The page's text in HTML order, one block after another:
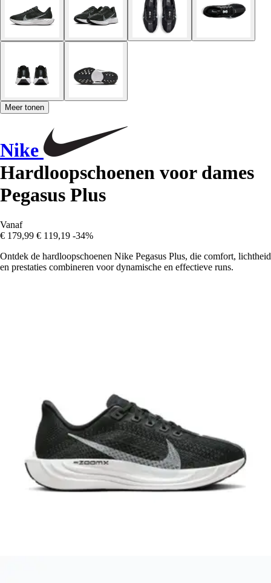
Meer tonen
Nike
Hardloopschoenen voor dames
Pegasus Plus
Vanaf
€ 179,99 € 119,19 -34%
Ontdek de hardloopschoenen Nike Pegasus Plus, die comfort, lichtheid
en prestaties combineren voor dynamische en effectieve runs.